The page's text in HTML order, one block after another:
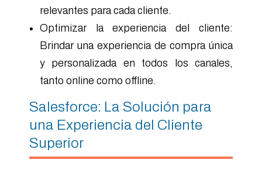
relevantes para cada cliente.
Optimizar la experiencia del cliente:
Brindar una experiencia de compra única
y personalizada en todos los canales,
tanto online como offline.
Salesforce: La Solución para
una Experiencia del Cliente
Superior